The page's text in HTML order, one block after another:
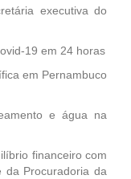
executiva do
19 em 24 horas
em Pernambuco
e água na
financeiro com
da Procuradoria da